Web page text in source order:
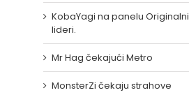
KobaYagi na panelu Originalni
lideri.
Mr Hag čekajući Metro
MonsterZi čekaju strahove